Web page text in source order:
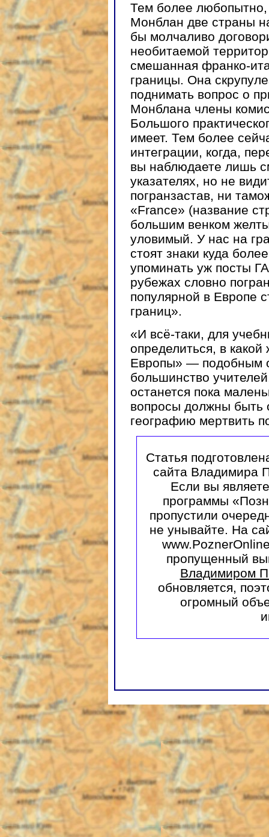
Тем более
Монблан две страны
бы молчаливо
необитаемой
смешанная франко-
границы. Она
поднимать вопрос о
Монблана члены
Большого
имеет. Тем более
интеграции, когда,
вы наблюдаете лишь
указателях, но не
погранзастав, ни
«France» (название
большим венком
уловимый. У нас на
стоят знаки куда
упоминать уж посты
рубежах словно
популярной в Европе
границ».
«И всё-таки, для
определиться, в
Европы» — подобным
большинство
останется пока
вопросы должны быть
географию мертвить
Статья
сайта Владимира
Если вы
программы
пропустили
не унывайте. На
пропущенный
Владимиром
обновляется,
огромный